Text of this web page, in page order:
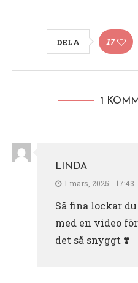
DELA 17
1
LINDA
1 mars, 2025 - 17:43
Så fina lockar
med en video
det så snyggt ❣️